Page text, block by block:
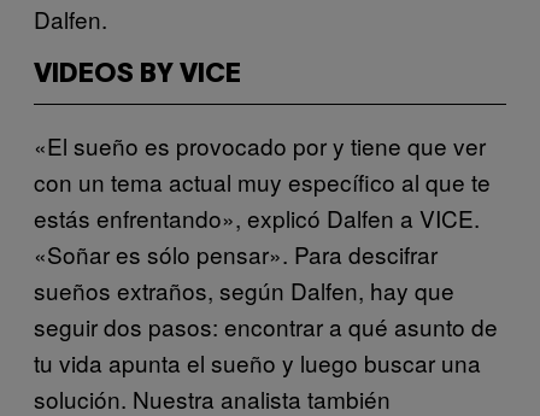
Dalfen.
VIDEOS BY VICE
«El sueño es provocado por y tiene que ver
con un tema actual muy específico al que te
estás enfrentando», explicó Dalfen a VICE.
«Soñar es sólo pensar». Para descifrar
sueños extraños, según Dalfen, hay que
seguir dos pasos: encontrar a qué asunto de
tu vida apunta el sueño y luego buscar una
solución. Nuestra analista también